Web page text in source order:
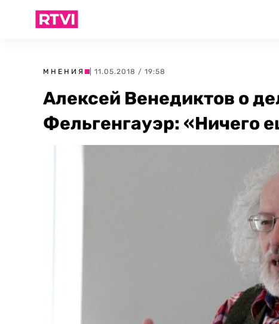
МНЕНИЯ | 11.05.2018 / 19:58
Алексей Венедиктов о
Фельгенгауэр: «Ничего